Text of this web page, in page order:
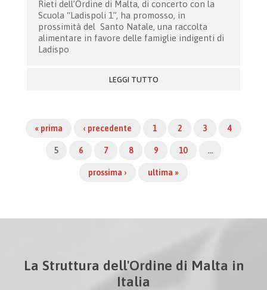
Rieti dell’Ordine di Malta, di concerto con la
Scuola “Ladispoli 1”, ha promosso, in
prossimità del Santo Natale, una raccolta
alimentare in favore delle famiglie indigenti di
Ladispo
LEGGI TUTTO
« prima ‹ precedente 1 2 3 4
5 6 7 8 9 10 …
prossima › ultima »
La Struttura dell'Ordine di Malta in
Italia